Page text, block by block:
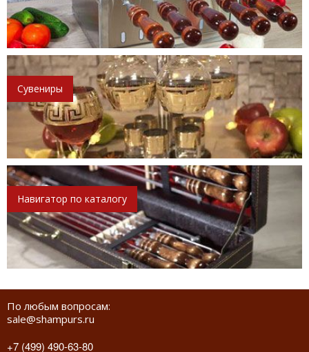
Сувениры
Навигатор по каталогу
По любым вопросам:
sale@shampurs.ru
+7 (499) 490-63-80